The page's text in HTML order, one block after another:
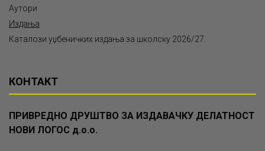
Аутори
Издања
Каталози уџбеничких издања за школску 2026/27.
КОНТАКТ
ПРИВРЕДНО ДРУШТВО ЗА ИЗДАВАЧКУ ДЕЛАТНОСТ
НОВИ ЛОГОС д.о.о.